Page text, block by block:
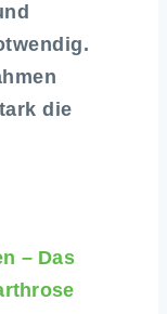
die
– Das